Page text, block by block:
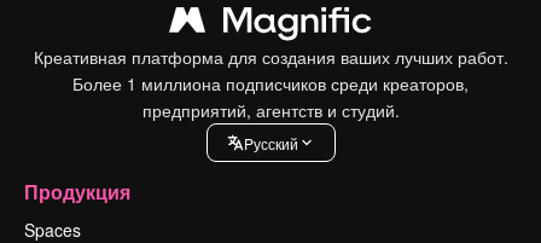
Креативная платформа для создания ваших лучших работ.
Более 1 миллиона подписчиков среди креаторов,
предприятий, агентств и студий.
Pусский
Продукция
Spaces